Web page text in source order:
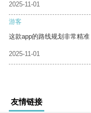
2025-11-01
游客
这款app的路线规划非常精准
2025-11-01
友情链接